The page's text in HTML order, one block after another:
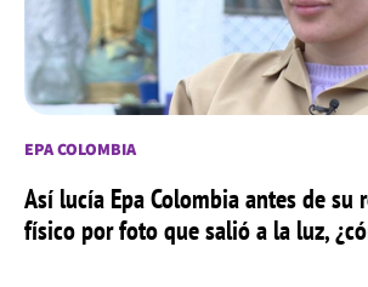
EPA COLOMBIA
Así lucía Epa Colombia antes de su
físico por foto que salió a la luz,